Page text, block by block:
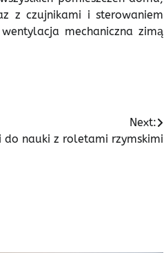
z czujnikami i sterowaniem
mechaniczna zimą
Next:
nauki z roletami rzymskimi